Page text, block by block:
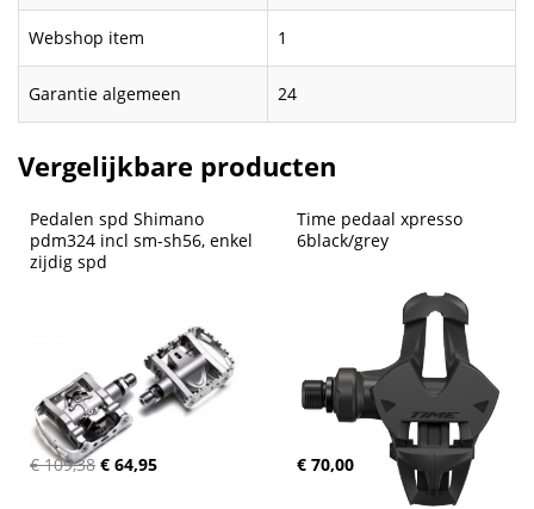
Webshop item 1
Garantie algemeen 24
Vergelijkbare producten
Pedalen spd Shimano
pdm324 incl sm-sh56, enkel
zijdig spd
€ 109,38 € 64,95
Time pedaal xpresso
6black/grey
€ 70,00